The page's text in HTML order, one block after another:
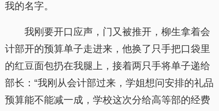
我的名字。
我刚要开口应声，门又被推开，柳生拿着会
计部开的预算单子走进来，他换了只手把口袋里
的红豆面包扔在我腿上，接着两只手将单子递给
部长：“我刚从会计部过来，学姐想问安排的礼品
预算能不能减一成，学校这次分给高等部的经费